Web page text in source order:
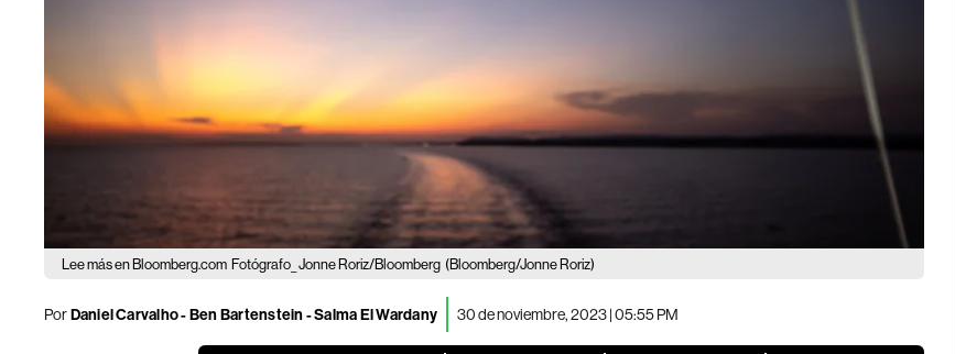
Lee más en Bloomberg.com Fotógrafo_ Jonne Roriz/Bloomberg (Bloomberg/Jonne Roriz)
PorDaniel Carvalho - Ben Bartenstein - Salma El Wardany 30 de noviembre, 2023 | 05:55 PM